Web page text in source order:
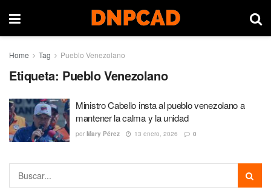
Home Tag Pueblo Venezolano
Etiqueta: Pueblo Venezolano
Ministro Cabello insta al pueblo venezolano a
mantener la calma y la unidad
por Mary Pérez 13 enero, 2026 0